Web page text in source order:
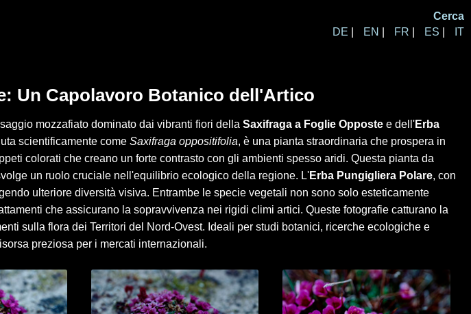
Cerca
DE
EN FR ES IT
Un Capolavoro Botanico dell'Artico
mozzafiato dominato dai vibranti fiori della Saxifraga a Foglie Opposte e dell'Erba
scientificamente come Saxifraga oppositifolia, è una pianta straordinaria che prospera in
colorati che creano un forte contrasto con gli ambienti spesso aridi. Questa pianta da
un ruolo cruciale nell'equilibrio ecologico della regione. L'Erba Pungigliera Polare, con
ulteriore diversità visiva. Entrambe le specie vegetali non sono solo esteticamente
che assicurano la sopravvivenza nei rigidi climi artici. Queste fotografie catturano la
sulla flora dei Territori del Nord-Ovest. Ideali per studi botanici, ricerche ecologiche e
preziosa per i mercati internazionali.